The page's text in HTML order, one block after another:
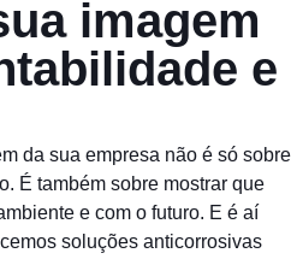
imagem
e
da sua empresa não é só sobre
É também sobre mostrar que
e com o futuro. E é aí
soluções anticorrosivas